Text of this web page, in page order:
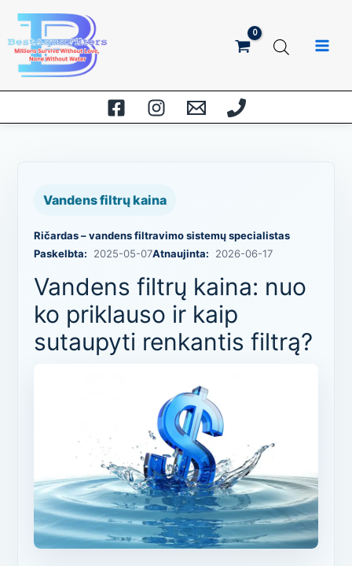
Pereiti
prie
turinio
Vandens filtrų kaina
Ričardas – vandens filtravimo sistemų specialistas
Paskelbta:
2025-05-07Atnaujinta: 2026-06-17
Vandens filtrų kaina: nuo
ko priklauso ir kaip
sutaupyti renkantis filtrą?